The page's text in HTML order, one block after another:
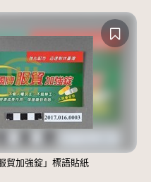
貿加強錠」標語貼紙